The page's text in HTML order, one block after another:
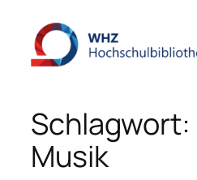
Inhalt
springen
Schlagwort:
Musik